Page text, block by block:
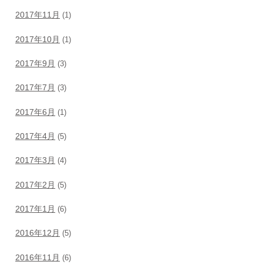
2017年11月 (1)
2017年10月 (1)
2017年9月 (3)
2017年7月 (3)
2017年6月 (1)
2017年4月 (5)
2017年3月 (4)
2017年2月 (5)
2017年1月 (6)
2016年12月 (5)
2016年11月 (6)